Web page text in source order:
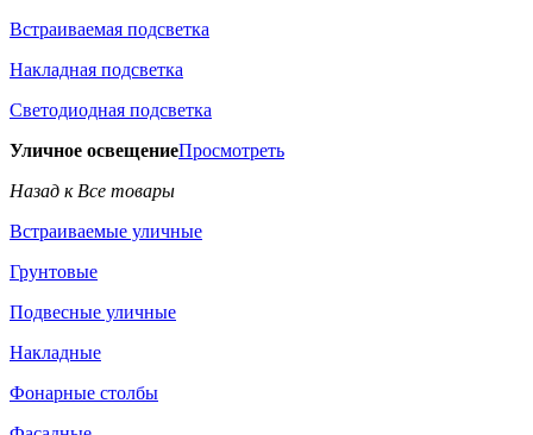
Встраиваемая подсветка
Накладная подсветка
Светодиодная подсветка
Уличное освещениеПросмотреть
Назад к Все товары
Встраиваемые уличные
Грунтовые
Подвесные уличные
Накладные
Фонарные столбы